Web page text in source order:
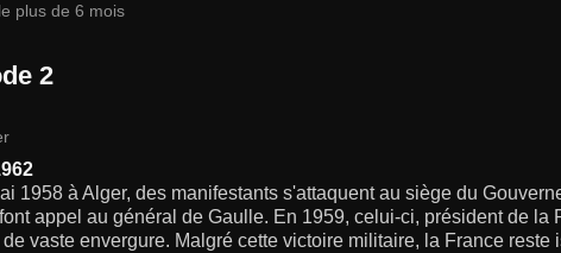
plus de 6 mois
2
1958 à Alger, des manifestants s'attaquent au siège du
appel au général de Gaulle. En 1959, celui-ci, président de
vaste envergure. Malgré cette victoire militaire, la France reste